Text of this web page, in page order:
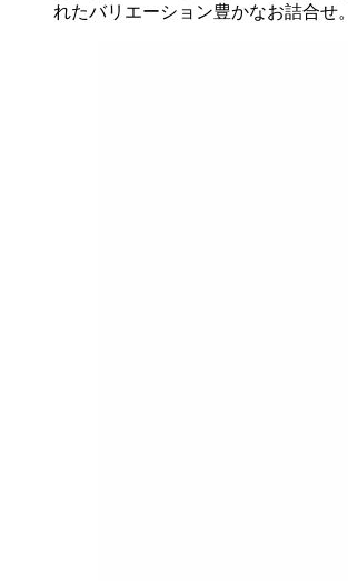
れたバリエーション豊かなお詰合せ。